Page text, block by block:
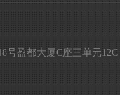
号盈都大厦C座三单元12C